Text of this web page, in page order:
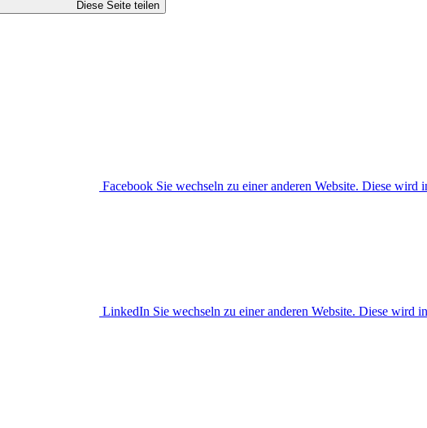
Diese Seite teilen
Facebook Sie wechseln zu einer anderen Website. Diese wird
LinkedIn Sie wechseln zu einer anderen Website. Diese wird